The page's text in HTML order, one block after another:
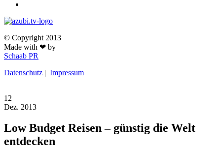
© Copyright 2013
Made with ❤ by
Schaab PR
Datenschutz | Impressum
12
Dez. 2013
Low Budget Reisen – günstig die Welt
entdecken